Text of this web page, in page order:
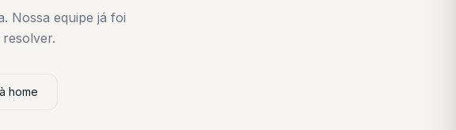
Nossa equipe já foi
home